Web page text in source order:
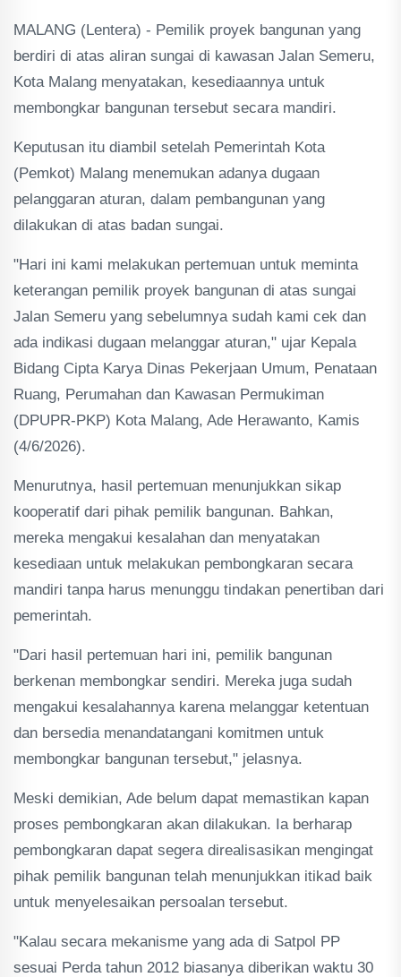
MALANG (Lentera) - Pemilik proyek bangunan yang
berdiri di atas aliran sungai di kawasan Jalan Semeru,
Kota Malang menyatakan, kesediaannya untuk
membongkar bangunan tersebut secara mandiri.
Keputusan itu diambil setelah Pemerintah Kota
(Pemkot) Malang menemukan adanya dugaan
pelanggaran aturan, dalam pembangunan yang
dilakukan di atas badan sungai.
"Hari ini kami melakukan pertemuan untuk meminta
keterangan pemilik proyek bangunan di atas sungai
Jalan Semeru yang sebelumnya sudah kami cek dan
ada indikasi dugaan melanggar aturan," ujar Kepala
Bidang Cipta Karya Dinas Pekerjaan Umum, Penataan
Ruang, Perumahan dan Kawasan Permukiman
(DPUPR-PKP) Kota Malang, Ade Herawanto, Kamis
(4/6/2026).
Menurutnya, hasil pertemuan menunjukkan sikap
kooperatif dari pihak pemilik bangunan. Bahkan,
mereka mengakui kesalahan dan menyatakan
kesediaan untuk melakukan pembongkaran secara
mandiri tanpa harus menunggu tindakan penertiban dari
pemerintah.
"Dari hasil pertemuan hari ini, pemilik bangunan
berkenan membongkar sendiri. Mereka juga sudah
mengakui kesalahannya karena melanggar ketentuan
dan bersedia menandatangani komitmen untuk
membongkar bangunan tersebut," jelasnya.
Meski demikian, Ade belum dapat memastikan kapan
proses pembongkaran akan dilakukan. Ia berharap
pembongkaran dapat segera direalisasikan mengingat
pihak pemilik bangunan telah menunjukkan itikad baik
untuk menyelesaikan persoalan tersebut.
"Kalau secara mekanisme yang ada di Satpol PP
sesuai Perda tahun 2012 biasanya diberikan waktu 30